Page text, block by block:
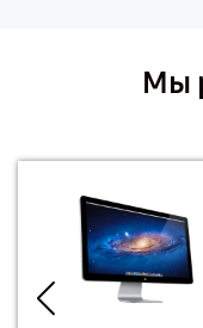
Мы